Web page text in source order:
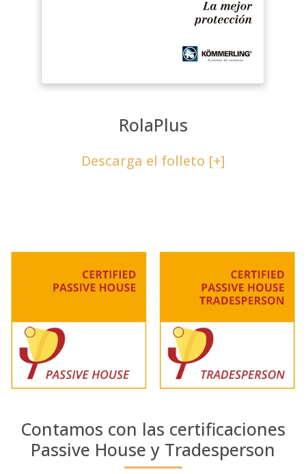
RolaPlus
Descarga el folleto [+]
Contamos con las certificaciones
Passive House y Tradesperson